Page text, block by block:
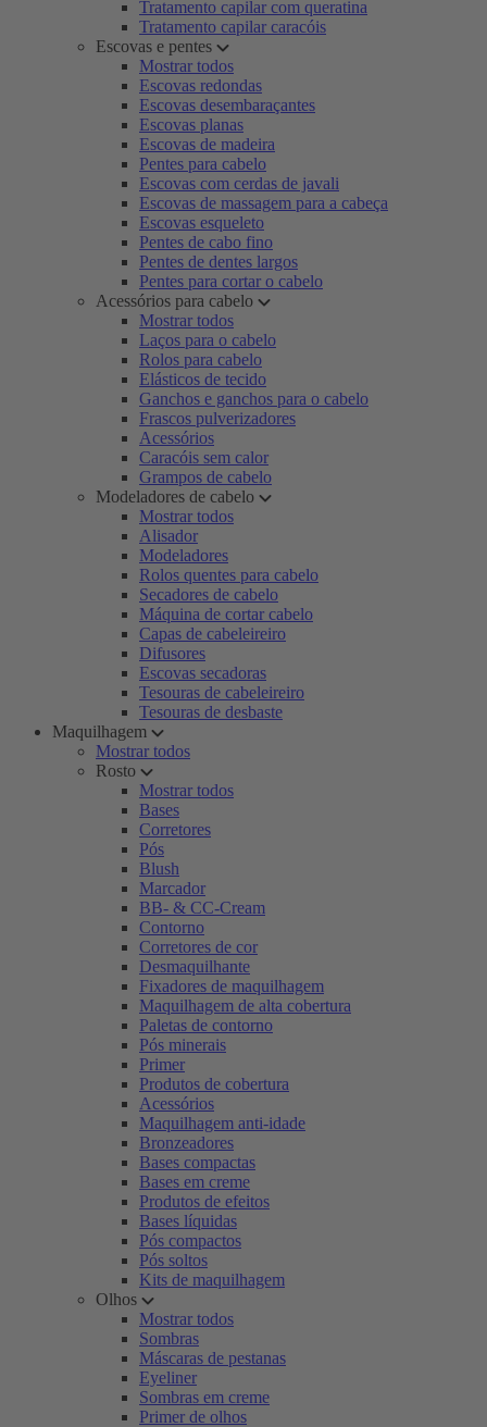
Tratamento capilar com queratina
Tratamento capilar caracóis
Escovas e pentes
Mostrar todos
Escovas redondas
Escovas desembaraçantes
Escovas planas
Escovas de madeira
Pentes para cabelo
Escovas com cerdas de javali
Escovas de massagem para a cabeça
Escovas esqueleto
Pentes de cabo fino
Pentes de dentes largos
Pentes para cortar o cabelo
Acessórios para cabelo
Mostrar todos
Laços para o cabelo
Rolos para cabelo
Elásticos de tecido
Ganchos e ganchos para o cabelo
Frascos pulverizadores
Acessórios
Caracóis sem calor
Grampos de cabelo
Modeladores de cabelo
Mostrar todos
Alisador
Modeladores
Rolos quentes para cabelo
Secadores de cabelo
Máquina de cortar cabelo
Capas de cabeleireiro
Difusores
Escovas secadoras
Tesouras de cabeleireiro
Tesouras de desbaste
Maquilhagem
Mostrar todos
Rosto
Mostrar todos
Bases
Corretores
Pós
Blush
Marcador
BB- & CC-Cream
Contorno
Corretores de cor
Desmaquilhante
Fixadores de maquilhagem
Maquilhagem de alta cobertura
Paletas de contorno
Pós minerais
Primer
Produtos de cobertura
Acessórios
Maquilhagem anti-idade
Bronzeadores
Bases compactas
Bases em creme
Produtos de efeitos
Bases líquidas
Pós compactos
Pós soltos
Kits de maquilhagem
Olhos
Mostrar todos
Sombras
Máscaras de pestanas
Eyeliner
Sombras em creme
Primer de olhos